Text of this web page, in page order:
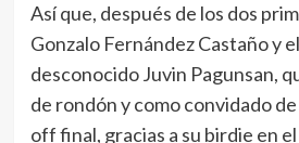
Así que, después de los dos
Gonzalo Fernández Castaño y
desconocido Juvin Pagunsan,
de rondón y como convidado
off final, gracias a su birdie en